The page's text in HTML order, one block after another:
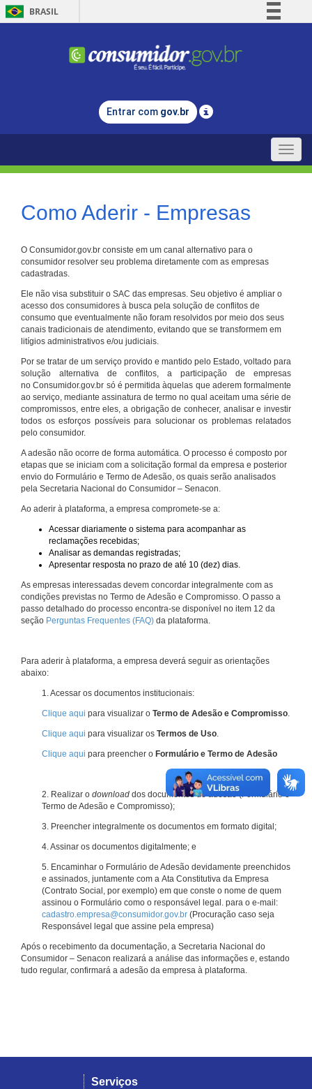
BRASIL
Comunica BR
Legislação
Entrar com gov.br
Toggle
Como Aderir - Empresas
O Consumidor.gov.br consiste em um canal alternativo para o
consumidor resolver seu problema diretamente com as empresas
cadastradas.
Ele não visa substituir o SAC das empresas. Seu objetivo é ampliar o
acesso dos consumidores à busca pela solução de conflitos de
consumo que eventualmente não foram resolvidos por meio dos seus
canais tradicionais de atendimento, evitando que se transformem em
litígios administrativos e/ou judiciais.
Por se tratar de um serviço provido e mantido pelo Estado, voltado para
solução alternativa de conflitos, a participação de empresas
no Consumidor.gov.br só é permitida àquelas que aderem formalmente
ao serviço, mediante assinatura de termo no qual aceitam uma série de
compromissos, entre eles, a obrigação de conhecer, analisar e investir
todos os esforços possíveis para solucionar os problemas relatados
pelo consumidor.
A adesão não ocorre de forma automática. O processo é composto por
etapas que se iniciam com a solicitação formal da empresa e posterior
envio do Formulário e Termo de Adesão, os quais serão analisados
pela Secretaria Nacional do Consumidor – Senacon.
Ao aderir à plataforma, a empresa compromete-se a:
Acessar diariamente o sistema para acompanhar as
reclamações recebidas;
Analisar as demandas registradas;
Apresentar resposta no prazo de até 10 (dez) dias.
As empresas interessadas devem concordar integralmente com as
condições previstas no Termo de Adesão e Compromisso. O passo a
passo detalhado do processo encontra-se disponível no item 12 da
seção Perguntas Frequentes (FAQ) da plataforma.
Para aderir à plataforma, a empresa deverá seguir as orientações
abaixo:
1. Acessar os documentos institucionais:
Clique aqui para visualizar o Termo de Adesão e Compromisso.
Clique aqui para visualizar os Termos de Uso.
Clique aqui para preencher o Formulário e Termo de Adesão
2. Realizar o download dos documentos de adesão (Formulário e
Termo de Adesão e Compromisso);
3. Preencher integralmente os documentos em formato digital;
4. Assinar os documentos digitalmente; e
5. Encaminhar o Formulário de Adesão devidamente preenchidos
e assinados, juntamente com a Ata Constitutiva da Empresa
(Contrato Social, por exemplo) em que conste o nome de quem
assinou o Formulário como o responsável legal. para o e-mail:
cadastro.empresa@consumidor.gov.br (Procuração caso seja
Responsável legal que assine pela empresa)
Após o recebimento da documentação, a Secretaria Nacional do
Consumidor – Senacon realizará a análise das informações e, estando
tudo regular, confirmará a adesão da empresa à plataforma.
Serviços